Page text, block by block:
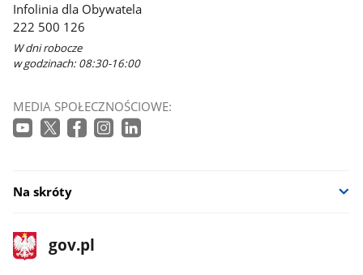
Infolinia dla Obywatela
222 500 126
W dni robocze
w godzinach: 08:30-16:00
MEDIA SPOŁECZNOŚCIOWE:
Na skróty
stopka
gov.pl
Strona
gov.pl